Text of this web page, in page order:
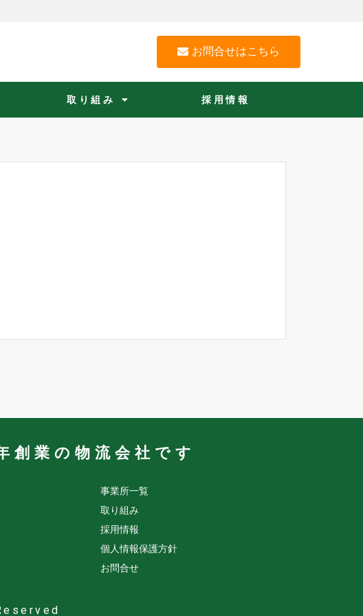
お問合せはこちら
取り組み 採用情報
創業の物流会社です
事業所一覧
取り組み
採用情報
個人情報保護方針
お問合せ